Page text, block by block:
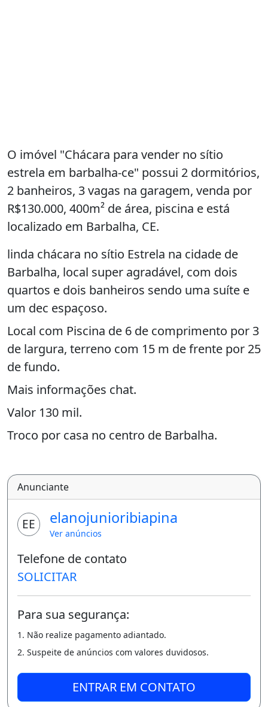
O imóvel "Chácara para vender no sítio
estrela em barbalha-ce" possui 2 dormitórios,
2 banheiros, 3 vagas na garagem, venda por
R$130.000, 400m² de área, piscina e está
localizado em Barbalha, CE.
linda chácara no sítio Estrela na cidade de
Barbalha, local super agradável, com dois
quartos e dois banheiros sendo uma suíte e
um dec espaçoso.
Local com Piscina de 6 de comprimento por 3
de largura, terreno com 15 m de frente por 25
de fundo.
Mais informações chat.
Valor 130 mil.
Troco por casa no centro de Barbalha.
Anunciante
EE elanojunioribiapina
Ver anúncios
Telefone de contato
SOLICITAR
Para sua segurança:
1. Não realize pagamento adiantado.
2. Suspeite de anúncios com valores duvidosos.
ENTRAR EM CONTATO